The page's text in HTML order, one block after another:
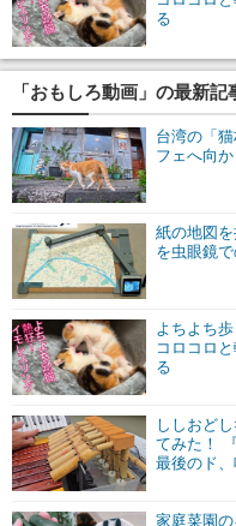
る
「おもしろ動画」の最新記
台湾の「
フェへ向
紙の地図
を虫眼鏡
よちよち
コロコロ
る
ししおど
てみた！
最後のド
家庭菜園